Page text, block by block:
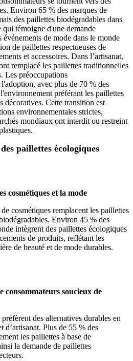
Environ 65 % des marques de
des paillettes biodégradables dans
qui témoigne d'une demande
de mode dans le monde
de paillettes respectueuses de
et accessoires. Dans l’artisanat,
remplacé les paillettes traditionnelles
Les préoccupations
avec plus de 70 % des
préférant les paillettes
décoratives. Cette transition est
environnementales strictes,
mondiaux ont interdit ou restreint
paillettes écologiques
cosmétiques et la mode
cosmétiques remplacent les paillettes
Environ 45 % des
intègrent des paillettes écologiques
de produits, reflétant les
de beauté et de mode durables.
consommateurs soucieux de
des alternatives durables en
d’artisanat. Plus de 55 % des
les paillettes à base de
la demande de paillettes